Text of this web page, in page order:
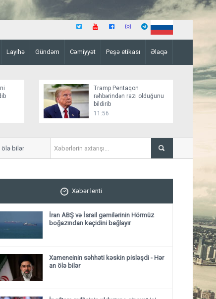
Layihə Gündəm Cəmiyyət Peşə etikası Əlaqə
Tramp Pentaqon
rəhbərindən razı olduğunu
bildirib
11:56
bilər İngiltərə millisinin
Xəbər lenti
İran ABŞ və İsrail gəmilərinin Hörmüz
boğazından keçidini bağlayır
Xameneinin səhhəti kəskin pisləşdi - Hər
an ölə bilər